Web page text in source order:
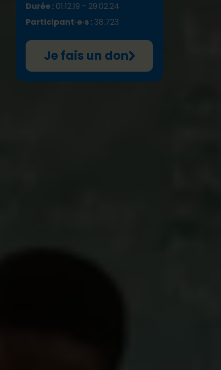
Durée : 01.12.19 - 29.02.24
Participant·e·s : 38.723
Je fais un don